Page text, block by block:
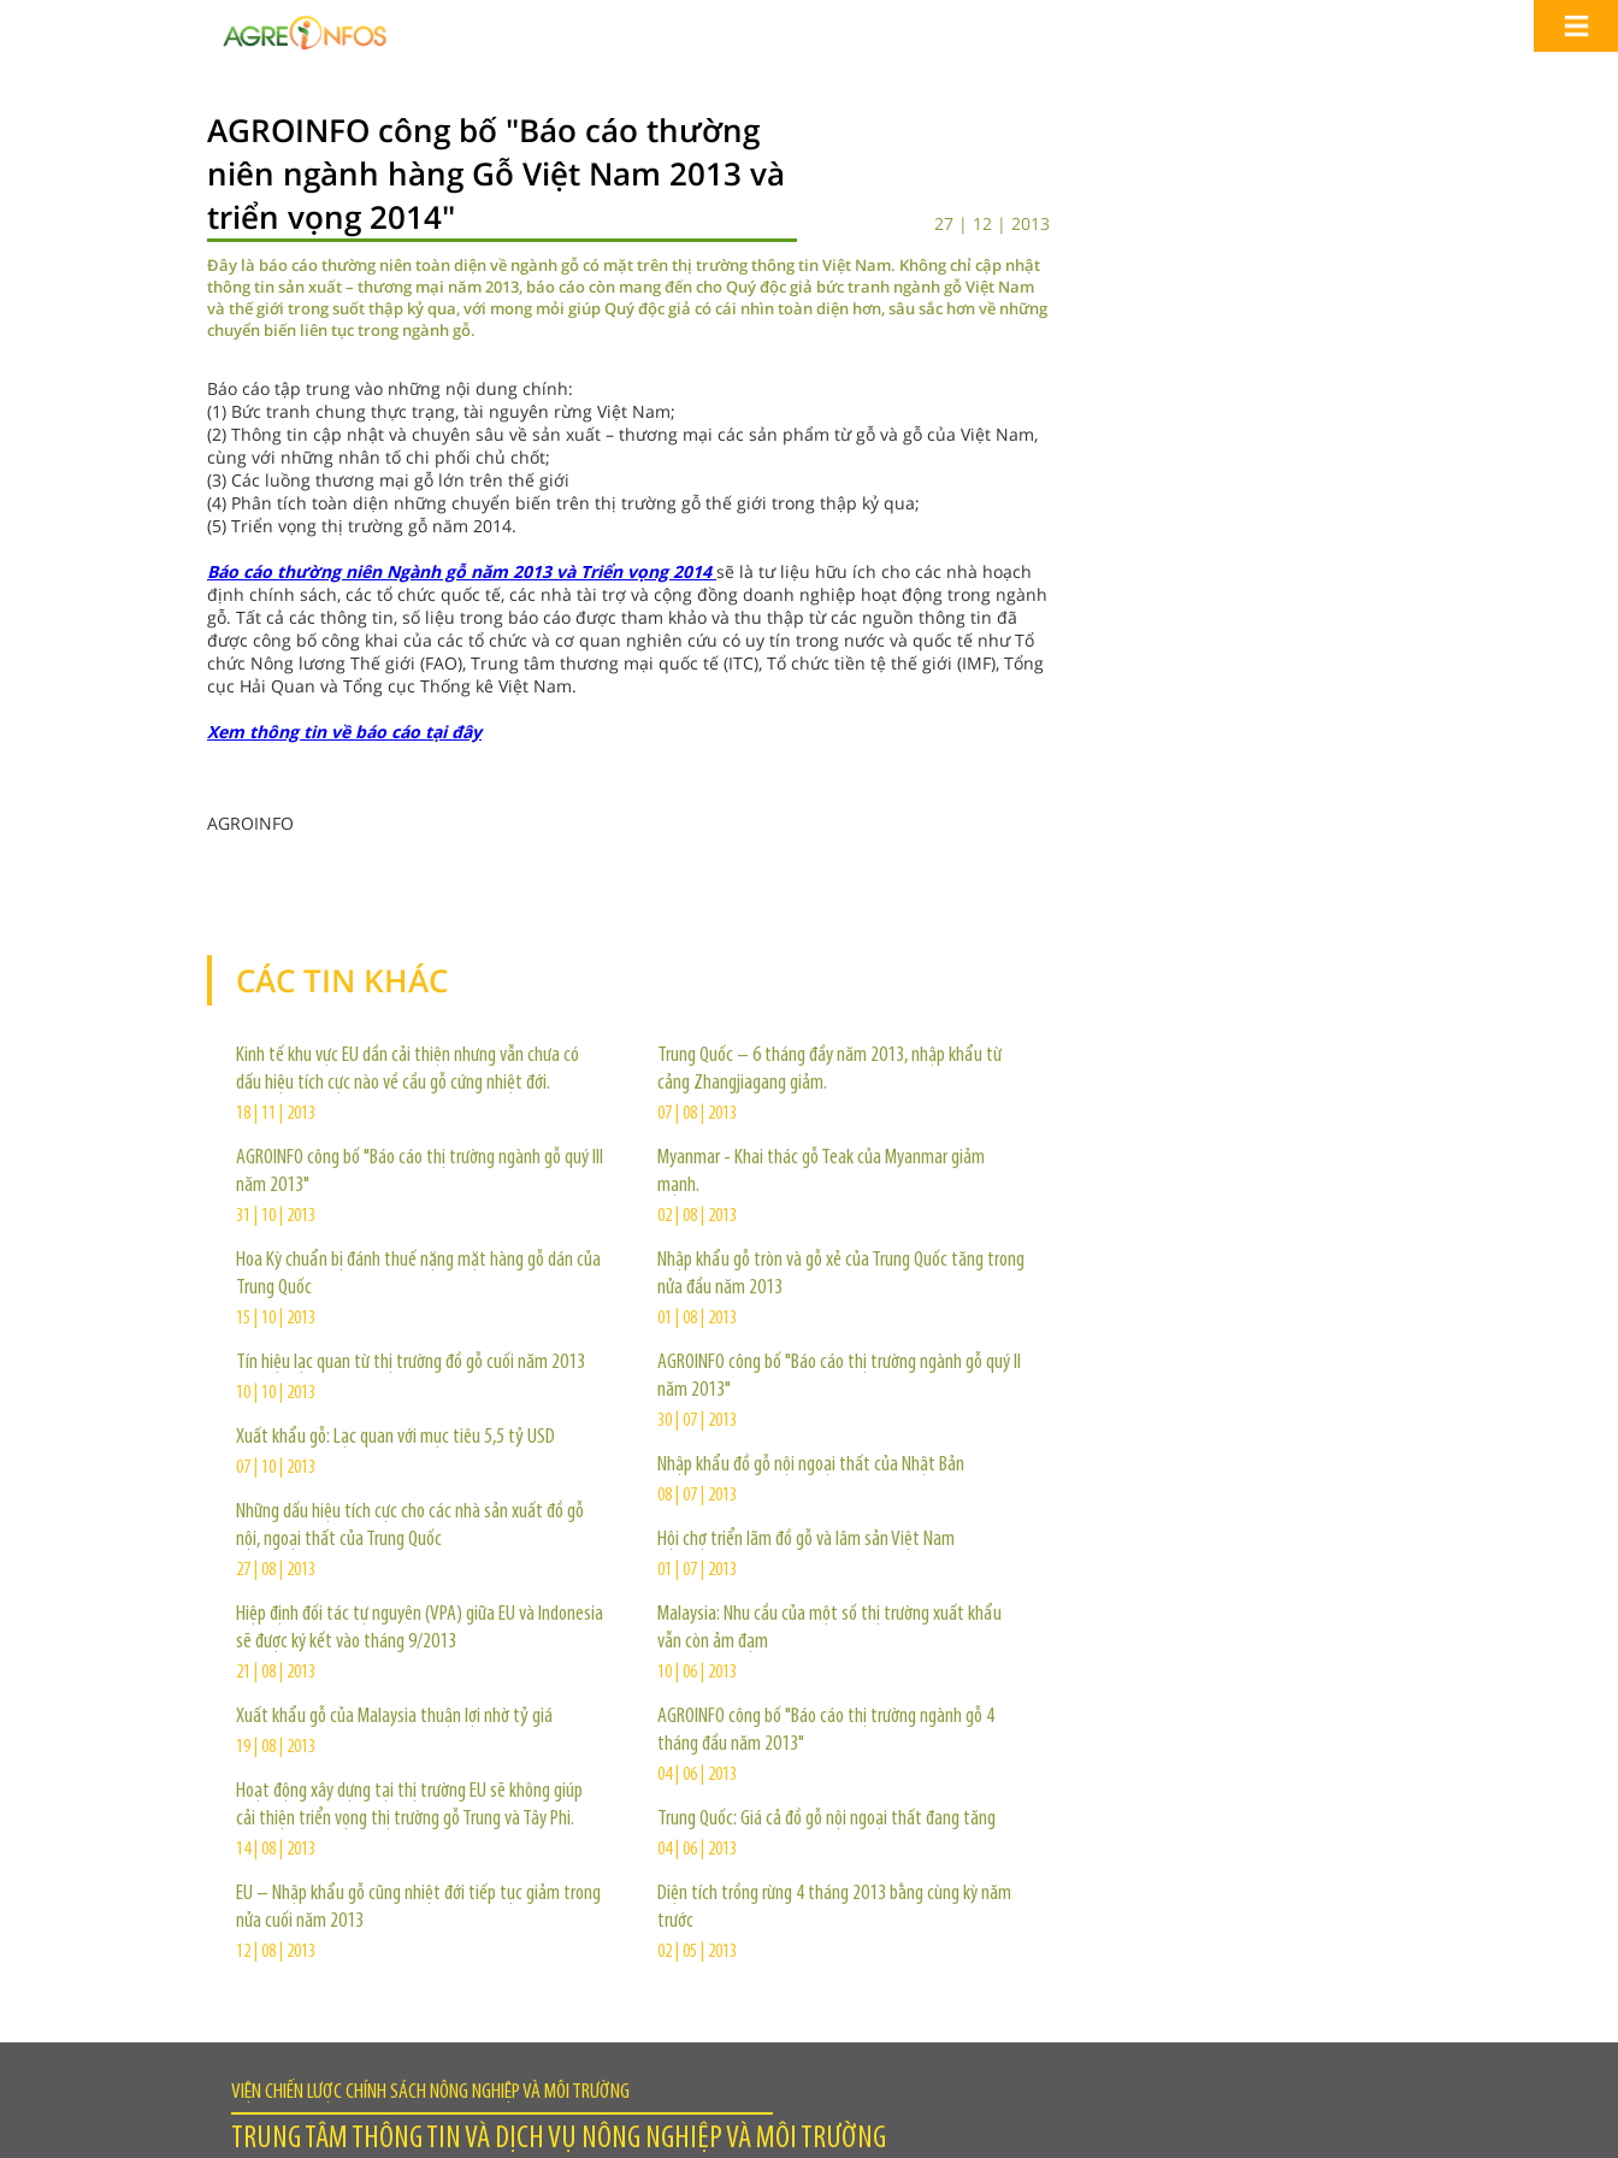
AGROINFO công bố "Báo cáo thường
niên ngành hàng Gỗ Việt Nam 2013 và
triển vọng 2014"
27 | 12 | 2013
Đây là báo cáo thường niên toàn diện về ngành gỗ có mặt trên thị trường thông tin Việt Nam. Không chỉ cập nhật
thông tin sản xuất – thương mại năm 2013, báo cáo còn mang đến cho Quý độc giả bức tranh ngành gỗ Việt Nam
và thế giới trong suốt thập kỷ qua, với mong mỏi giúp Quý độc giả có cái nhìn toàn diện hơn, sâu sắc hơn về những
chuyển biến liên tục trong ngành gỗ.
Báo cáo tập trung vào những nội dung chính:
(1) Bức tranh chung thực trạng, tài nguyên rừng Việt Nam;
(2) Thông tin cập nhật và chuyên sâu về sản xuất – thương mại các sản phẩm từ gỗ và gỗ của Việt Nam,
cùng với những nhân tố chi phối chủ chốt;
(3) Các luồng thương mại gỗ lớn trên thế giới
(4) Phân tích toàn diện những chuyển biến trên thị trường gỗ thế giới trong thập kỷ qua;
(5) Triển vọng thị trường gỗ năm 2014.
Báo cáo thường niên Ngành gỗ năm 2013 và Triển vọng 2014sẽ là tư liệu hữu ích cho các nhà hoạch
định chính sách, các tổ chức quốc tế, các nhà tài trợ và cộng đồng doanh nghiệp hoạt động trong ngành
gỗ. Tất cả các thông tin, số liệu trong báo cáo được tham khảo và thu thập từ các nguồn thông tin đã
được công bố công khai của các tổ chức và cơ quan nghiên cứu có uy tín trong nước và quốc tế như Tổ
chức Nông lương Thế giới (FAO), Trung tâm thương mại quốc tế (ITC), Tổ chức tiền tệ thế giới (IMF), Tổng
cục Hải Quan và Tổng cục Thống kê Việt Nam.
Xem thông tin về báo cáo tại đây
AGROINFO
CÁC TIN KHÁC
Kinh tế khu vực EU dần cải thiện nhưng vẫn chưa có
dấu hiệu tích cực nào về cầu gỗ cứng nhiệt đới.
18 | 11 | 2013
AGROINFO công bố "Báo cáo thị trường ngành gỗ quý III
năm 2013"
31 | 10 | 2013
Hoa Kỳ chuẩn bị đánh thuế nặng mặt hàng gỗ dán của
Trung Quốc
15 | 10 | 2013
Tín hiệu lạc quan từ thị trường đồ gỗ cuối năm 2013
10 | 10 | 2013
Xuất khẩu gỗ: Lạc quan với mục tiêu 5,5 tỷ USD
07 | 10 | 2013
Những dấu hiệu tích cực cho các nhà sản xuất đồ gỗ
nội, ngoại thất của Trung Quốc
27 | 08 | 2013
Hiệp định đối tác tự nguyên (VPA) giữa EU và Indonesia
sẽ được ký kết vào tháng 9/2013
21 | 08 | 2013
Xuất khẩu gỗ của Malaysia thuận lợi nhờ tỷ giá
19 | 08 | 2013
Hoạt động xây dựng tại thị trường EU sẽ không giúp
cải thiện triển vọng thị trường gỗ Trung và Tây Phi.
14 | 08 | 2013
EU – Nhập khẩu gỗ cũng nhiệt đới tiếp tục giảm trong
nửa cuối năm 2013
12 | 08 | 2013
Trung Quốc – 6 tháng đầy năm 2013, nhập khẩu từ
cảng Zhangjiagang giảm.
07 | 08 | 2013
Myanmar - Khai thác gỗ Teak của Myanmar giảm
mạnh.
02 | 08 | 2013
Nhập khẩu gỗ tròn và gỗ xẻ của Trung Quốc tăng trong
nửa đầu năm 2013
01 | 08 | 2013
AGROINFO công bố "Báo cáo thị trường ngành gỗ quý II
năm 2013"
30 | 07 | 2013
Nhập khẩu đồ gỗ nội ngoại thất của Nhật Bản
08 | 07 | 2013
Hội chợ triển lãm đồ gỗ và lâm sản Việt Nam
01 | 07 | 2013
Malaysia: Nhu cầu của một số thị trường xuất khẩu
vẫn còn ảm đạm
10 | 06 | 2013
AGROINFO công bố "Báo cáo thị trường ngành gỗ 4
tháng đầu năm 2013"
04 | 06 | 2013
Trung Quốc: Giá cả đồ gỗ nội ngoại thất đang tăng
04 | 06 | 2013
Diện tích trồng rừng 4 tháng 2013 bằng cùng kỳ năm
trước
02 | 05 | 2013
VIỆN CHIẾN LƯỢC CHÍNH SÁCH NÔNG NGHIỆP VÀ MÔI TRƯỜNG
TRUNG TÂM THÔNG TIN VÀ DỊCH VỤ NÔNG NGHIỆP VÀ MÔI TRƯỜNG